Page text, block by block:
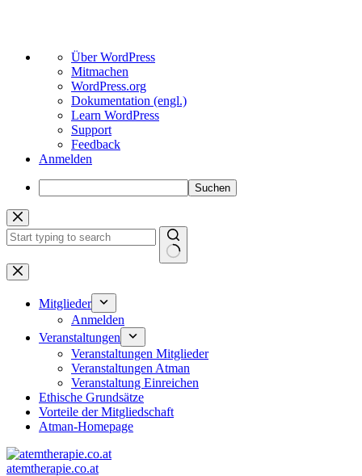
Über
WordPress
Über WordPress
Mitmachen
WordPress.org
Dokumentation (engl.)
Learn WordPress
Support
Feedback
Anmelden
Suchen
Zum
Inhalt
springen
Keine
Ergebnisse
Mitglieder
Anmelden
Veranstaltungen
Veranstaltungen Mitglieder
Veranstaltungen Atman
Veranstaltung Einreichen
Ethische Grundsätze
Vorteile der Mitgliedschaft
Atman-Homepage
atemtherapie.co.at